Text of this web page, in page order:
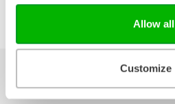
Allow all
Customize
Ons hele assortiment